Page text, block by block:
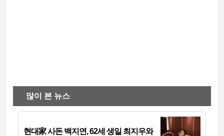
많이 본 뉴스
현대家 사돈 백지연, 62세 생일 최지우와